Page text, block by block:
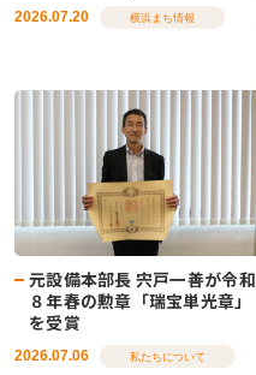
2026.07.20 横浜まち情報
元設備本部長 宍戸一善が令和
８年春の勲章「瑞宝単光章」
を受賞
2026.07.06 私たちについて